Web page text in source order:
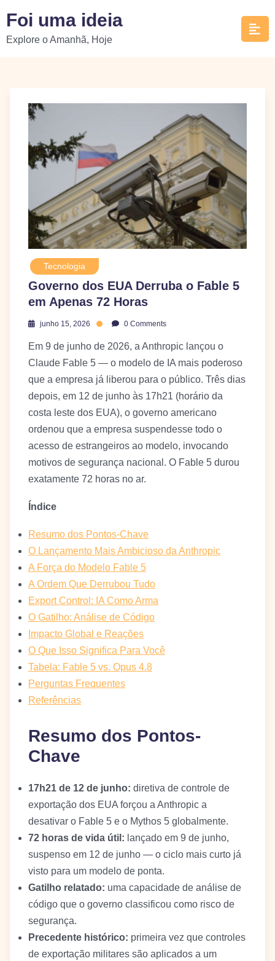
content
Foi uma ideia
Explore o Amanhã, Hoje
Tecnologia
Governo dos EUA Derruba o Fable 5
em Apenas 72 Horas
junho 15, 2026 0 Comments
Em 9 de junho de 2026, a Anthropic lançou o
Claude Fable 5 — o modelo de IA mais poderoso
que a empresa já liberou para o público. Três dias
depois, em 12 de junho às 17h21 (horário da
costa leste dos EUA), o governo americano
ordenou que a empresa suspendesse todo o
acesso de estrangeiros ao modelo, invocando
motivos de segurança nacional. O Fable 5 durou
exatamente 72 horas no ar.
Índice
Resumo dos Pontos-Chave
O Lançamento Mais Ambicioso da Anthropic
A Força do Modelo Fable 5
A Ordem Que Derrubou Tudo
Export Control: IA Como Arma
O Gatilho: Análise de Código
Impacto Global e Reações
O Que Isso Significa Para Você
Tabela: Fable 5 vs. Opus 4.8
Perguntas Frequentes
Referências
Resumo dos Pontos-
Chave
17h21 de 12 de junho: diretiva de controle de
exportação dos EUA forçou a Anthropic a
desativar o Fable 5 e o Mythos 5 globalmente.
72 horas de vida útil: lançado em 9 de junho,
suspenso em 12 de junho — o ciclo mais curto já
visto para um modelo de ponta.
Gatilho relatado: uma capacidade de análise de
código que o governo classificou como risco de
segurança.
Precedente histórico: primeira vez que controles
de exportação militares são aplicados a um